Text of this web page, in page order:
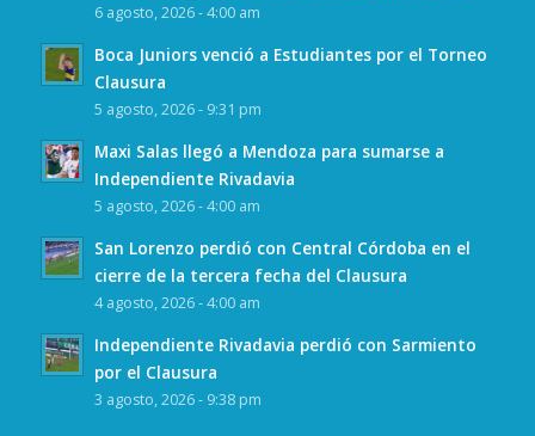
6 agosto, 2026 - 4:00 am
Boca Juniors venció a Estudiantes por el Torneo
Clausura
5 agosto, 2026 - 9:31 pm
Maxi Salas llegó a Mendoza para sumarse a
Independiente Rivadavia
5 agosto, 2026 - 4:00 am
San Lorenzo perdió con Central Córdoba en el
cierre de la tercera fecha del Clausura
4 agosto, 2026 - 4:00 am
Independiente Rivadavia perdió con Sarmiento
por el Clausura
3 agosto, 2026 - 9:38 pm